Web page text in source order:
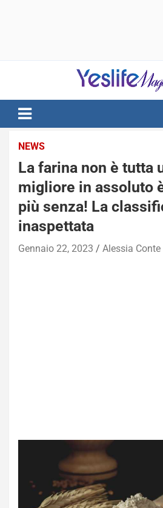
notizie di intrattenimento
NEWS
La farina non è tutta
migliore in assoluto
più senza! La
inaspettata
Gennaio 22, 2023 Alessia Conte